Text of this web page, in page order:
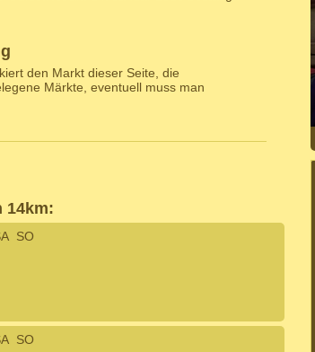
den Markt dieser Seite, die
Märkte, eventuell muss man
14km:
SO
SO